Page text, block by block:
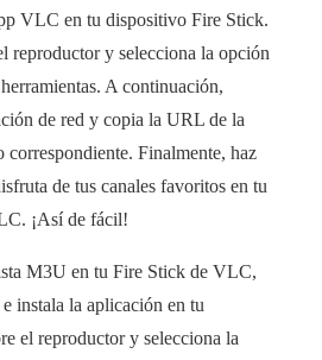
VLC en tu dispositivo Fire Stick.
reproductor y selecciona la opción
A continuación,
de red y copia la URL de la
Finalmente, haz
de tus canales favoritos en tu
¡Así de fácil!
M3U en tu Fire Stick de VLC,
instala la aplicación en tu
el reproductor y selecciona la